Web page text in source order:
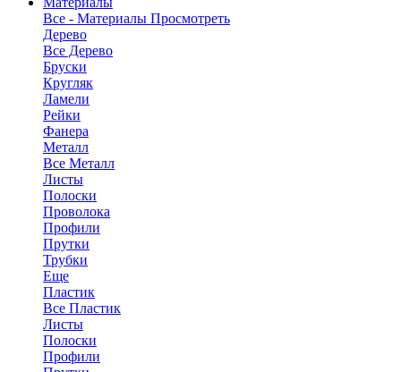
Все - Материалы Просмотреть
Дерево
Все Дерево
Бруски
Кругляк
Ламели
Рейки
Фанера
Металл
Все Металл
Листы
Полоски
Проволока
Профили
Прутки
Трубки
Еще
Пластик
Все Пластик
Листы
Полоски
Профили